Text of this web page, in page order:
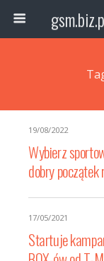
19/08/2022
Wybierz
dobry
17/05/2021
Startuje